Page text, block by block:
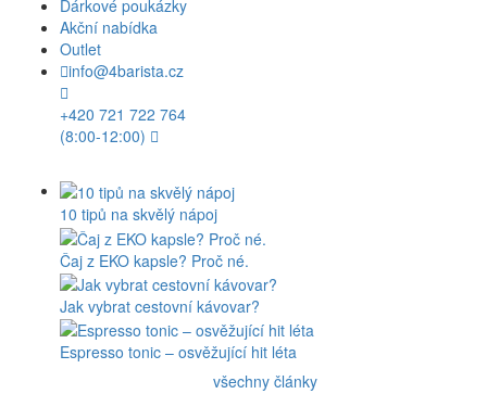
Dárkové poukázky
Akční nabídka
Outlet
info@4barista.cz
+420 721 722 764
(8:00-12:00)
10 tipů na skvělý nápoj
Čaj z EKO kapsle? Proč né.
Jak vybrat cestovní kávovar?
Espresso tonic – osvěžující hit léta
všechny články